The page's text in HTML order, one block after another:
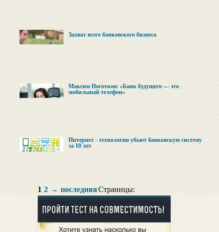
Захват всего банковского бизнеса
Максим Ноготков: «Банк будущего — это
мобильный телефон»
Интернет - технологии убьют банковскую систему
за 10 лет
Страницы:
1 2 → последняя